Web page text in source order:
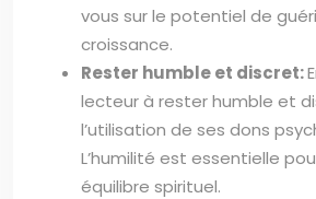
vous sur le potentiel de
croissance.
Rester humble et discret:
lecteur à rester humble et
l’utilisation de ses dons
L’humilité est essentielle
équilibre spirituel.